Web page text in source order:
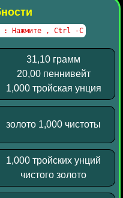
31,10 грамм
20,00 пеннивейт
1,000 тройская унция
золото 1,000 чистоты
1,000 тройских унций
чистого золото